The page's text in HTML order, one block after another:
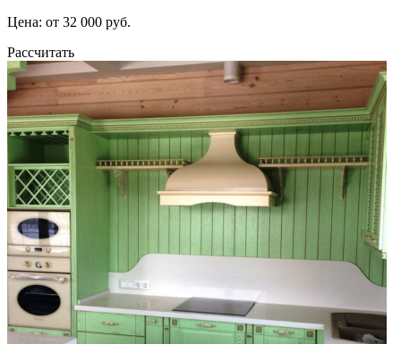
Цена: от 32 000 руб.
Рассчитать